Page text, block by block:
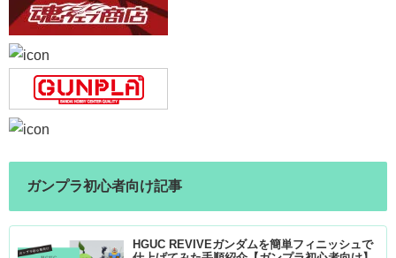
ガンプラ初心者向け記事
HGUC REVIVEガンダムを簡単フィニッシュで